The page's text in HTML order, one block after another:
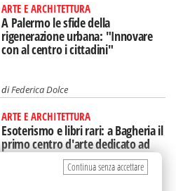
ARTE E ARCHITETTURA
A Palermo le sfide della
rigenerazione urbana: "Innovare
con al centro i cittadini"
diFederica Dolce
ARTE E ARCHITETTURA
Esoterismo e libri rari: a Bagheria il
primo centro d'arte dedicato ad
Aleister Crowley
Continua senza accettare